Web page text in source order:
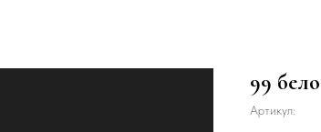
99
Артикул: